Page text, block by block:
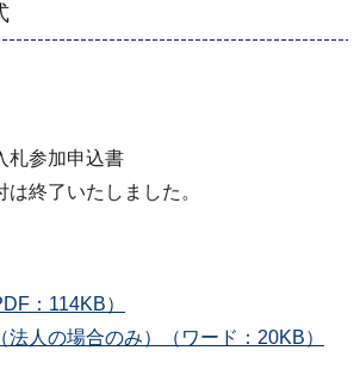
札参加申込書
終了いたしました。
：114KB）
法人の場合のみ）（ワード：20KB）